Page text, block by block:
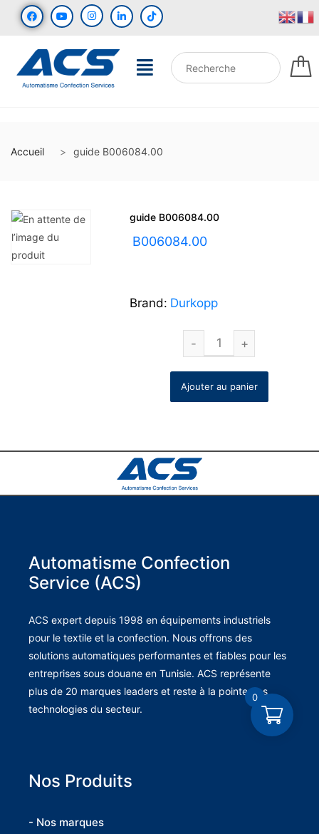
Accueil guide B006084.00
guide B006084.00
B006084.00
Brand: Durkopp
Ajouter au panier
Automatisme Confection
Service (ACS)
ACS expert depuis 1998 en équipements industriels
pour le textile et la confection. Nous offrons des
solutions automatiques performantes et fiables pour les
entreprises sous douane en Tunisie. ACS représente
plus de 20 marques leaders et reste à la pointe des
technologies du secteur.
Nos Produits
- Nos marques
0